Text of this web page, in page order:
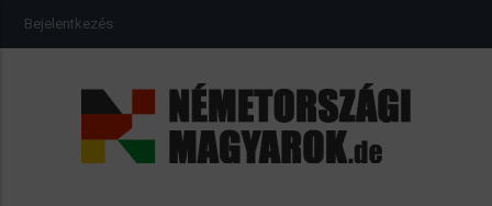
USER
ACCOUNT
Bejelentkezés